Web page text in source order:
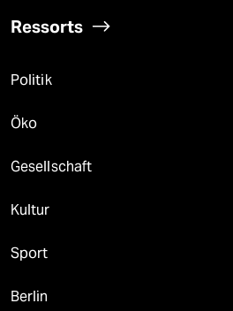
Ressorts
Politik
Öko
Gesellschaft
Kultur
Sport
Berlin